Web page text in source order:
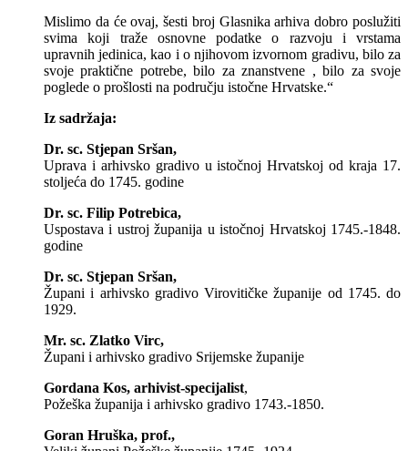
Mislimo da će ovaj, šesti broj Glasnika arhiva dobro poslužiti
svima koji traže osnovne podatke o razvoju i vrstama
upravnih jedinica, kao i o njihovom izvornom gradivu, bilo za
svoje praktične potrebe, bilo za znanstvene , bilo za svoje
poglede o prošlosti na području istočne Hrvatske.“
Iz sadržaja:
Dr. sc. Stjepan Sršan,
Uprava i arhivsko gradivo u istočnoj Hrvatskoj od kraja 17.
stoljeća do 1745. godine
Dr. sc. Filip Potrebica,
Uspostava i ustroj županija u istočnoj Hrvatskoj 1745.-1848.
godine
Dr. sc. Stjepan Sršan,
Župani i arhivsko gradivo Virovitičke županije od 1745. do
1929.
Mr. sc. Zlatko Virc,
Župani i arhivsko gradivo Srijemske županije
Gordana Kos, arhivist-specijalist,
Požeška županija i arhivsko gradivo 1743.-1850.
Goran Hruška, prof.,